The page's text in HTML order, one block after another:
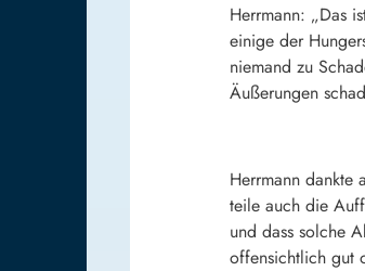
Herrmann: „Das
einige der
niemand zu
Äußerungen
Herrmann dankte
teile auch die
und dass solche
offensichtlich gut